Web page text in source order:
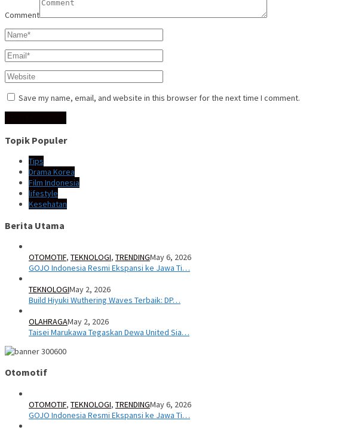
Comment
Save my name, email, and website in this browser for the next time I comment.
Topik Populer
Tips
Drama Korea
Film Indonesia
lifestyle
Kesehatan
Berita Utama
OTOMOTIF, TEKNOLOGI, TRENDINGMay 6, 2026
GOJO Indonesia Resmi Ekspansi ke Jawa Ti…
TEKNOLOGIMay 2, 2026
Build Hiyuki Wuthering Waves Terbaik: DP…
OLAHRAGAMay 2, 2026
Taisei Marukawa Tegaskan Dewa United Sia…
Otomotif
OTOMOTIF, TEKNOLOGI, TRENDINGMay 6, 2026
GOJO Indonesia Resmi Ekspansi ke Jawa Ti…